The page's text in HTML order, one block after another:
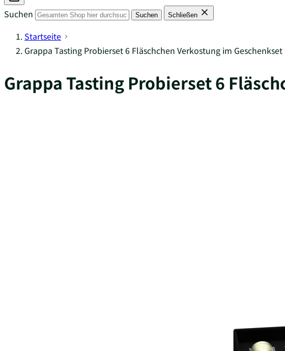
Suchen Suchen Schließen
Startseite
Grappa Tasting Probierset 6 Fläschchen Verkostung im Geschenkset
Grappa Tasting Probierset 6